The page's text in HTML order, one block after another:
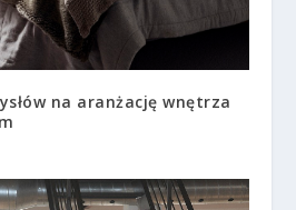
na aranżację wnętrza